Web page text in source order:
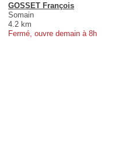
GOSSET François
Somain
4.2 km
Fermé, ouvre demain à 8h